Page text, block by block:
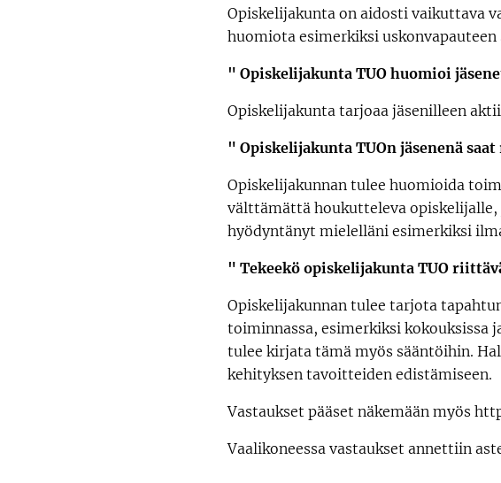
Opiskelijakunta on aidosti vaikuttava
huomiota esimerkiksi
" Opiskelijakunta TUO huomioi
Opiskelijakunta tarjoaa jäsenilleen
" Opiskelijakunta TUOn jäsenenä
Opiskelijakunnan tulee huomioida
välttämättä houkutteleva
hyödyntänyt mielelläni esimerkiksi
" Tekeekö opiskelijakunta TUO
Opiskelijakunnan tulee tarjota
toiminnassa, esimerkiksi kokouksissa
tulee kirjata tämä myös sääntöihin.
kehityksen tavoitteiden edistämiseen.
Vastaukset pääset näkemään myös
Vaalikoneessa vastaukset annettiin